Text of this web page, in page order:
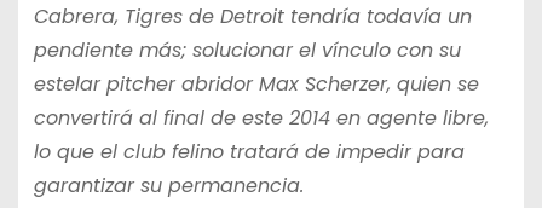
Cabrera, Tigres de Detroit tendría todavía un
pendiente más; solucionar el vínculo con su
estelar pitcher abridor Max Scherzer, quien se
convertirá al final de este 2014 en agente libre,
lo que el club felino tratará de impedir para
garantizar su permanencia.